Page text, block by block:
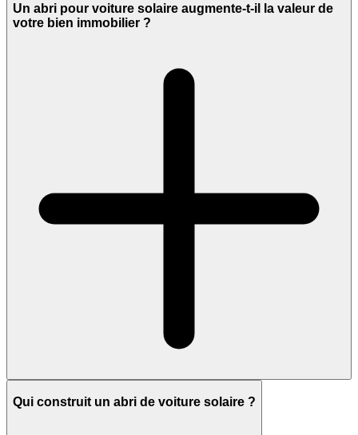
Un abri pour voiture solaire augmente-t-il la valeur de
votre bien immobilier ?
Qui construit un abri de voiture solaire ?